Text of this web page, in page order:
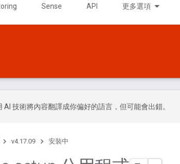
Sense API 更多選項
AI 技術將內容翻譯成你偏好的語言，但可能會出錯。
v4.17.09 安裝中